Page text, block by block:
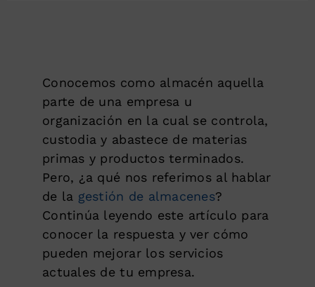
Conocemos como almacén aquella
parte de una empresa u
organización en la cual se controla,
custodia y abastece de materias
primas y productos terminados.
Pero, ¿a qué nos referimos al hablar
de la gestión de almacenes?
Continúa leyendo este artículo para
conocer la respuesta y ver cómo
pueden mejorar los servicios
actuales de tu empresa.